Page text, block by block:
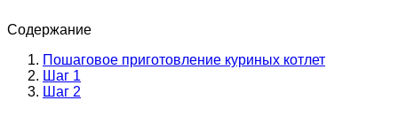
Содержание
Пошаговое приготовление куриных котлет
Шаг 1
Шаг 2